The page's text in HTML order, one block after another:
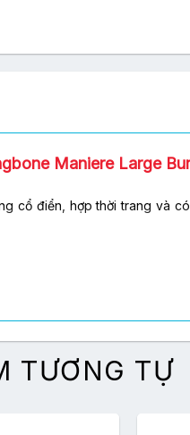
Maniere Large
cổ điển, hợp thời trang và
TƯƠNG TỰ